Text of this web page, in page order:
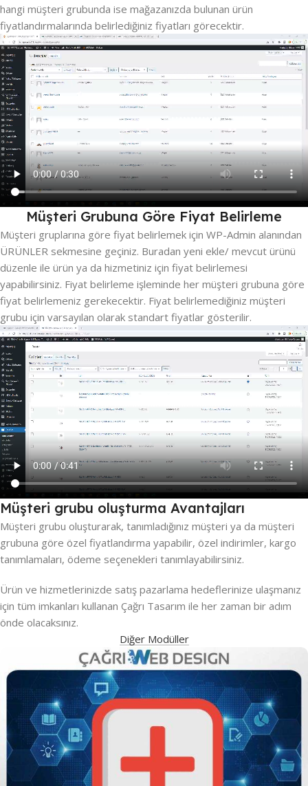
hangi müşteri grubunda ise mağazanızda bulunan ürün
fiyatlandırmalarında belirlediğiniz fiyatları görecektir.
Müşteri Grubuna Göre Fiyat Belirleme
Müşteri gruplarına göre fiyat belirlemek için WP-Admin alanından
ÜRÜNLER sekmesine geçiniz. Buradan yeni ekle/ mevcut ürünü
düzenle ile ürün ya da hizmetiniz için fiyat belirlemesi
yapabilirsiniz. Fiyat belirleme işleminde her müşteri grubuna göre
fiyat belirlemeniz gerekecektir. Fiyat belirlemediğiniz müşteri
grubu için varsayılan olarak standart fiyatlar gösterilir.
Müşteri grubu oluşturma Avantajları
Müşteri grubu oluşturarak, tanımladığınız müşteri ya da müşteri
grubuna göre özel fiyatlandırma yapabilir, özel indirimler, kargo
tanımlamaları, ödeme seçenekleri tanımlayabilirsiniz.
Ürün ve hizmetlerinizde satış pazarlama hedeflerinize ulaşmanız
için tüm imkanları kullanan Çağrı Tasarım ile her zaman bir adım
önde olacaksınız.
Diğer Modüller